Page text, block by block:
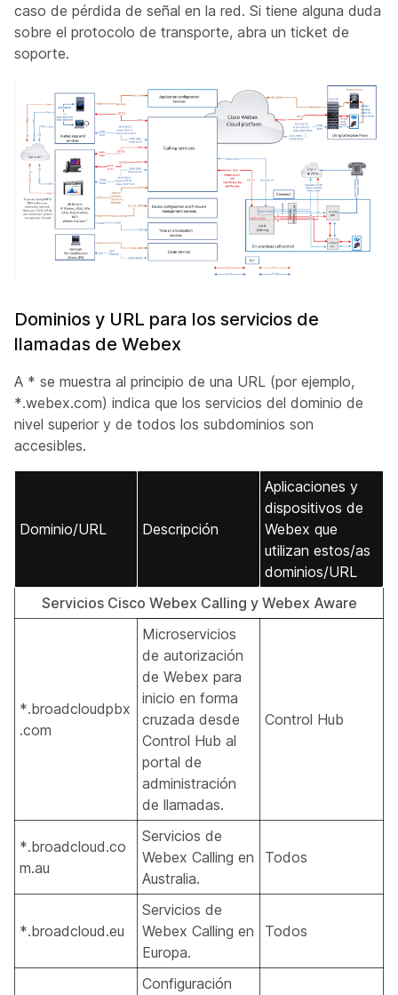
caso de pérdida de señal en la red. Si tiene alguna duda
sobre el protocolo de transporte, abra un ticket de
soporte.
Dominios y URL para los servicios de
llamadas de Webex
A * se muestra al principio de una URL (por ejemplo,
*.webex.com) indica que los servicios del dominio de
nivel superior y de todos los subdominios son
accesibles.
Dominio/URL Descripción
Aplicaciones y
dispositivos de
Webex que
utilizan estos/as
dominios/URL
Servicios Cisco Webex Calling y Webex Aware
*.broadcloudpbx
.com
Microservicios
de autorización
de Webex para
inicio en forma
cruzada desde
Control Hub al
portal de
administración
de llamadas.
Control Hub
*.broadcloud.co
m.au
Servicios de
Webex Calling en
Australia.
Todos
*.broadcloud.eu
Servicios de
Webex Calling en
Europa.
Todos
Configuración